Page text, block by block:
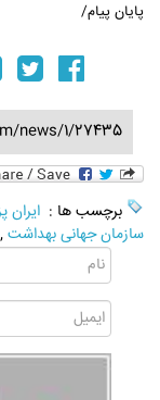
پایان پیام/
news/1/27435
برچسب ها :
سازمان جهانی بهداشت,